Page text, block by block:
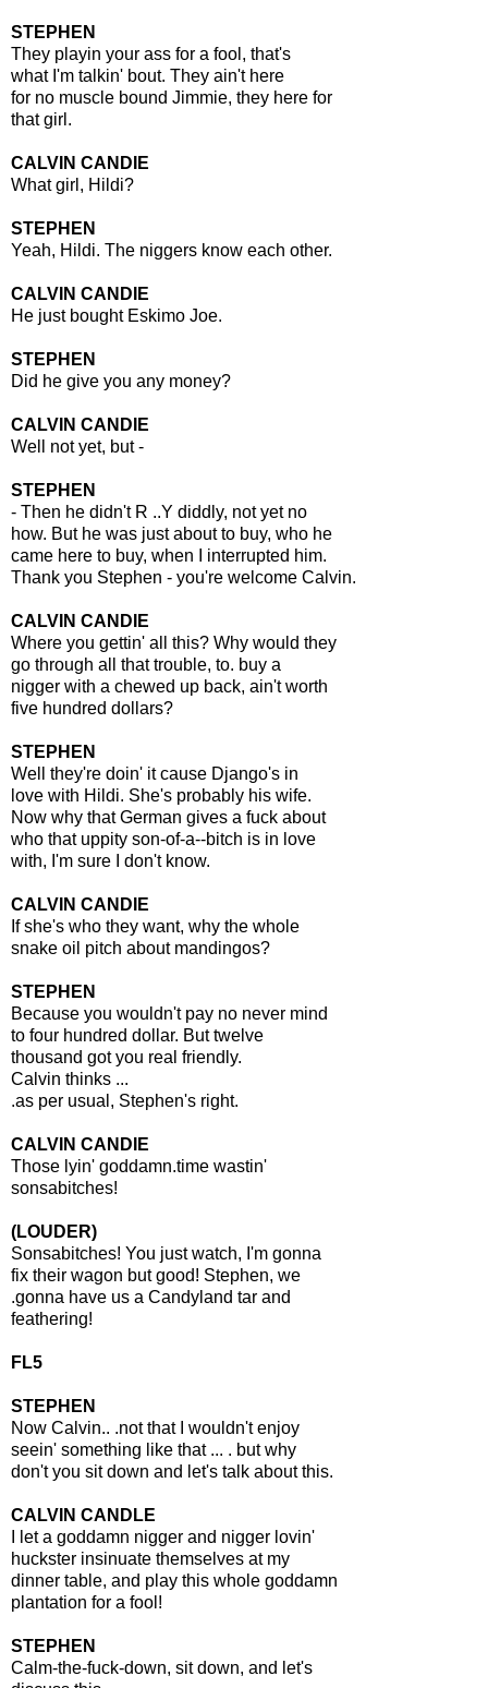
STEPHEN
They playin your ass for a fool, that's
what I'm talkin' bout. They ain't here
for no muscle bound Jimmie, they here for
that girl.
CALVIN CANDIE
What girl, Hildi?
STEPHEN
Yeah, Hildi. The niggers know each other.
CALVIN CANDIE
He just bought Eskimo Joe.
STEPHEN
Did he give you any money?
CALVIN CANDIE
Well not yet, but -
STEPHEN
- Then he didn't R ..Y diddly, not yet no
how. But he was just about to buy, who he
came here to buy, when I interrupted him.
Thank you Stephen - you're welcome Calvin.
CALVIN CANDIE
Where you gettin' all this? Why would they
go through all that trouble, to. buy a
nigger with a chewed up back, ain't worth
five hundred dollars?
STEPHEN
Well they're doin' it cause Django's in
love with Hildi. She's probably his wife.
Now why that German gives a fuck about
who that uppity son-of-a--bitch is in love
with, I'm sure I don't know.
CALVIN CANDIE
If she's who they want, why the whole
snake oil pitch about mandingos?
STEPHEN
Because you wouldn't pay no never mind
to four hundred dollar. But twelve
thousand got you real friendly.
Calvin thinks ...
.as per usual, Stephen's right.
CALVIN CANDIE
Those lyin' goddamn.time wastin'
sonsabitches!
(LOUDER)
Sonsabitches! You just watch, I'm gonna
fix their wagon but good! Stephen, we
.gonna have us a Candyland tar and
feathering!
FL5
STEPHEN
Now Calvin.. .not that I wouldn't enjoy
seein' something like that ... . but why
don't you sit down and let's talk about this.
CALVIN CANDLE
I let a goddamn nigger and nigger lovin'
huckster insinuate themselves at my
dinner table, and play this whole goddamn
plantation for a fool!
STEPHEN
Calm-the-fuck-down, sit down, and let's